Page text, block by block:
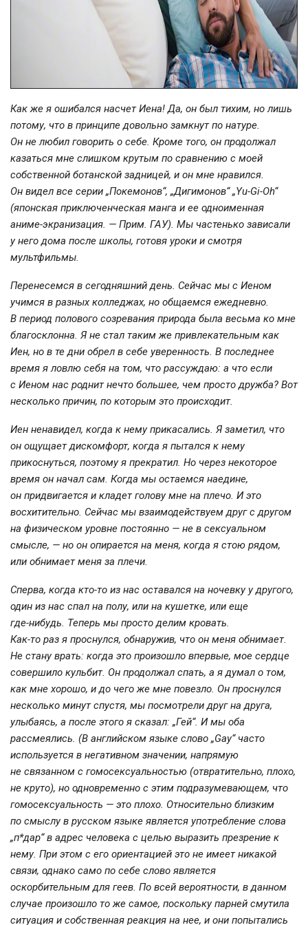
Как же я ошибался насчет Иена! Да, он был тихим, но лишь
потому, что в принципе довольно замкнут по натуре.
Он не любил говорить о себе. Кроме того, он продолжал
казаться мне слишком крутым по сравнению с моей
собственной ботанской задницей, и он мне нравился.
Он видел все серии „Покемонов“, „Дигимонов“ „Yu-Gi-Oh“
(японская приключенческая манга и ее одноименная
аниме-экранизация. — Прим. ГАУ). Мы частенько зависали
у него дома после школы, готовя уроки и смотря
мультфильмы.
Перенесемся в сегодняшний день. Сейчас мы с Иеном
учимся в разных колледжах, но общаемся ежедневно.
В период полового созревания природа была весьма ко мне
благосклонна. Я не стал таким же привлекательным как
Иен, но в те дни обрел в себе уверенность. В последнее
время я ловлю себя на том, что рассуждаю: а что если
с Иеном нас роднит нечто большее, чем просто дружба? Вот
несколько причин, по которым это происходит.
Иен ненавидел, когда к нему прикасались. Я заметил, что
он ощущает дискомфорт, когда я пытался к нему
прикоснуться, поэтому я прекратил. Но через некоторое
время он начал сам. Когда мы остаемся наедине,
он придвигается и кладет голову мне на плечо. И это
восхитительно. Сейчас мы взаимодействуем друг с другом
на физическом уровне постоянно — не в сексуальном
смысле, — но он опирается на меня, когда я стою рядом,
или обнимает меня за плечи.
Сперва, когда кто-то из нас оставался на ночевку у другого,
один из нас спал на полу, или на кушетке, или еще
где-нибудь. Теперь мы просто делим кровать.
Как-то раз я проснулся, обнаружив, что он меня обнимает.
Не стану врать: когда это произошло впервые, мое сердце
совершило кульбит. Он продолжал спать, а я думал о том,
как мне хорошо, и до чего же мне повезло. Он проснулся
несколько минут спустя, мы посмотрели друг на друга,
улыбаясь, а после этого я сказал: „Гей“. И мы оба
рассмеялись. (В английском языке слово „Gay“ часто
используется в негативном значении, напрямую
не связанном с гомосексуальностью (отвратительно, плохо,
не круто), но одновременно с этим подразумевающем, что
гомосексуальность — это плохо. Относительно близким
по смыслу в русском языке является употребление слова
„п*дар“ в адрес человека с целью выразить презрение к
нему. При этом с его ориентацией это не имеет никакой
связи, однако само по себе слово является
оскорбительным для геев. По всей вероятности, в данном
случае произошло то же самое, поскольку парней смутила
ситуация и собственная реакция на нее, и они попытались